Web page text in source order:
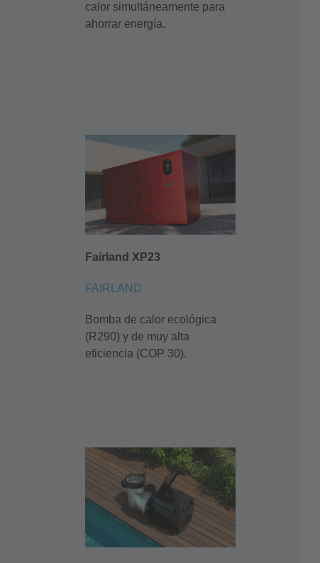
calor simultáneamente para
ahorrar energía.
Fairland XP23
FAIRLAND
Bomba de calor ecológica
(R290) y de muy alta
eficiencia (COP 30).